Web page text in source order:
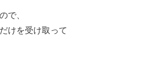
で、
けを受け取って